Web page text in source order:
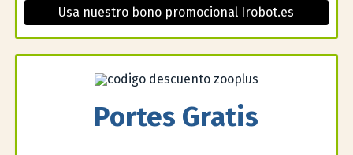
Usa nuestro bono promocional Irobot.es
Portes Gratis